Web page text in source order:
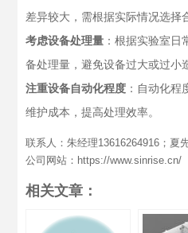
差异较大，需根据实际情况选择
考虑设备处理量 ：根据实验室
备处理量，避免设备过大或过小
注重设备自动化程度 ：自动化程
维护成本，提高处理效率。
联系人：朱经理13616264916；夏
公司网站：https://www.sinrise.cn/
相关文章：